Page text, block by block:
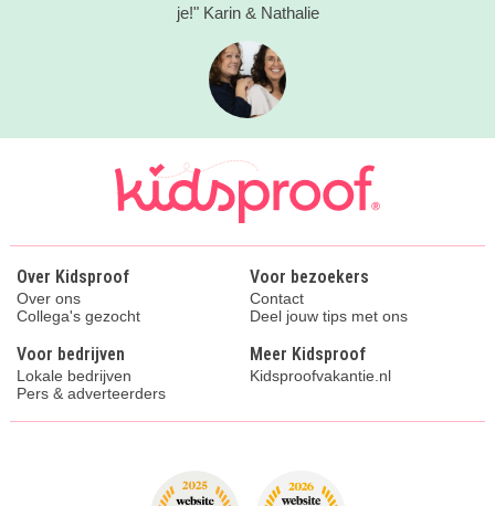
je!" Karin & Nathalie
Over Kidsproof
Over ons
Collega's gezocht
Voor bezoekers
Contact
Deel jouw tips met ons
Voor bedrijven
Lokale bedrijven
Pers & adverteerders
Meer Kidsproof
Kidsproofvakantie.nl